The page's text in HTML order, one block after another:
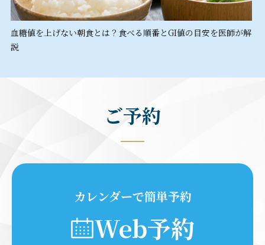
血糖値を上げない朝食とは？食べる順番とGI値の目安を医師が解
説
ご予約
カレンダーで簡単予約
Web予約